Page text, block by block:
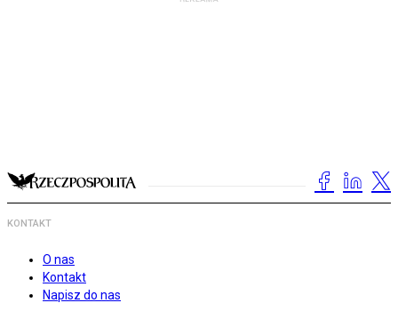
KONTAKT
O nas
Kontakt
Napisz do nas